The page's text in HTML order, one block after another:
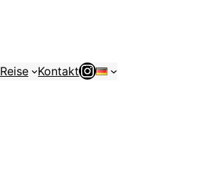
Reise KontaktInstagram